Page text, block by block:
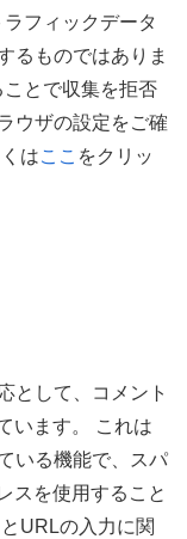
フィックデータ
るものではありま
とで収集を拒否
ウザの設定をご確
はここ をクリッ
として、コメント
います。 これは
いる機能で、スパ
スを使用すること
URLの入力に関